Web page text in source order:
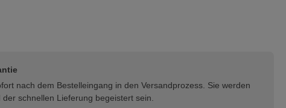
nach dem Bestelleingang in den Versandprozess. Sie werden
schnellen Lieferung begeistert sein.